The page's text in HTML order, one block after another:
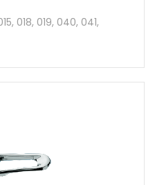
018, 019, 040, 041,